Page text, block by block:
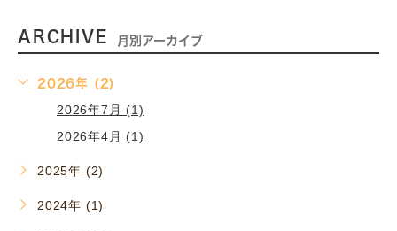
ARCHIVE 月別アーカイブ
2026年 (2)
2026年7月 (1)
2026年4月 (1)
2025年 (2)
2024年 (1)